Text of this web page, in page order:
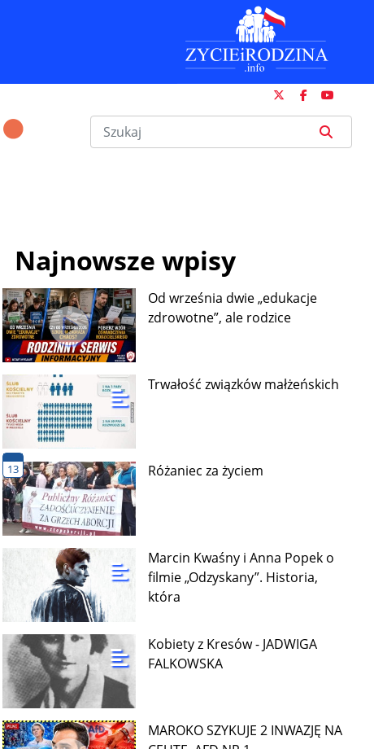
Najnowsze wpisy
Od września dwie „edukacje
zdrowotne”, ale rodzice
Trwałość związków małżeńskich
13 Różaniec za życiem
Marcin Kwaśny i Anna Popek o
filmie „Odzyskany”. Historia,
która
Kobiety z Kresów - JADWIGA
FALKOWSKA
MAROKO SZYKUJE 2 INWAZJĘ NA